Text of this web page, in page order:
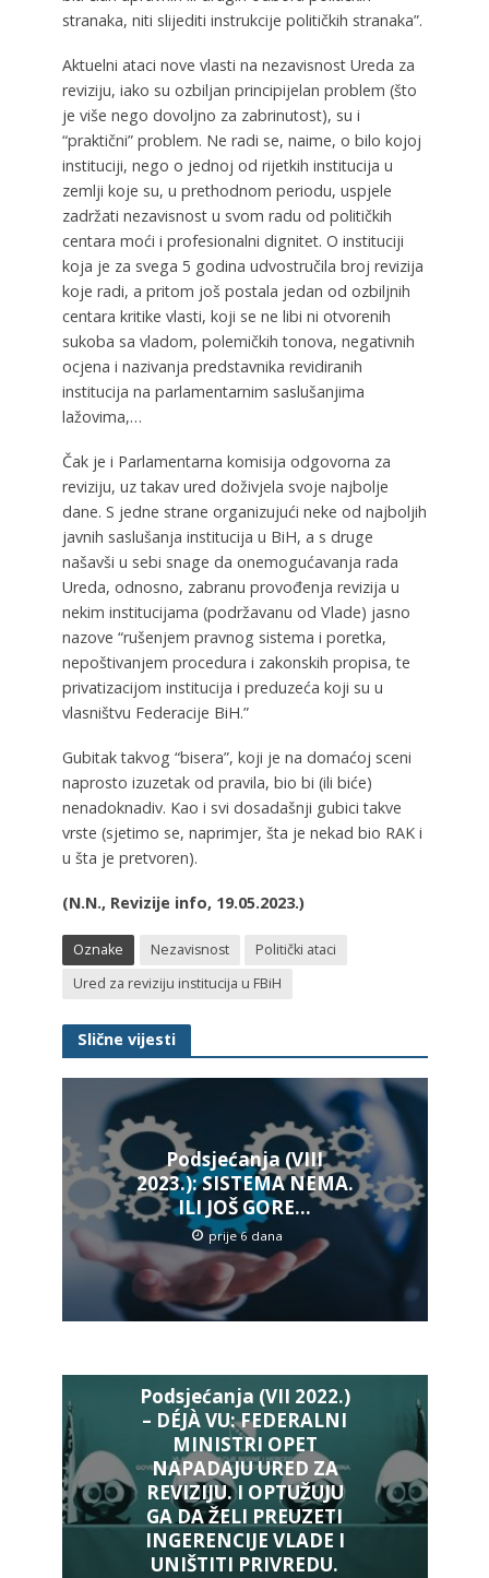
stranaka, niti slijediti instrukcije političkih stranaka”.
Aktuelni ataci nove vlasti na nezavisnost Ureda za
reviziju, iako su ozbiljan principijelan problem (što
je više nego dovoljno za zabrinutost), su i
“praktični” problem. Ne radi se, naime, o bilo kojoj
instituciji, nego o jednoj od rijetkih institucija u
zemlji koje su, u prethodnom periodu, uspjele
zadržati nezavisnost u svom radu od političkih
centara moći i profesionalni dignitet. O instituciji
koja je za svega 5 godina udvostručila broj revizija
koje radi, a pritom još postala jedan od ozbiljnih
centara kritike vlasti, koji se ne libi ni otvorenih
sukoba sa vladom, polemičkih tonova, negativnih
ocjena i nazivanja predstavnika revidiranih
institucija na parlamentarnim saslušanjima
lažovima,…
Čak je i Parlamentarna komisija odgovorna za
reviziju, uz takav ured doživjela svoje najbolje
dane. S jedne strane organizujući neke od najboljih
javnih saslušanja institucija u BiH, a s druge
našavši u sebi snage da onemogućavanja rada
Ureda, odnosno, zabranu provođenja revizija u
nekim institucijama (podržavanu od Vlade) jasno
nazove “rušenjem pravnog sistema i poretka,
nepoštivanjem procedura i zakonskih propisa, te
privatizacijom institucija i preduzeća koji su u
vlasništvu Federacije BiH.”
Gubitak takvog “bisera”, koji je na domaćoj sceni
naprosto izuzetak od pravila, bio bi (ili biće)
nenadoknadiv. Kao i svi dosadašnji gubici takve
vrste (sjetimo se, naprimjer, šta je nekad bio RAK i
u šta je pretvoren).
(N.N., Revizije info, 19.05.2023.)
Oznake Nezavisnost
Politički ataci
Ured za reviziju institucija u FBiH
Slične vijesti
Podsjećanja (VIII
2023.): SISTEMA NEMA.
ILI JOŠ GORE…
prije 6 dana
Podsjećanja (VII 2022.)
– DÉJÀ VU: FEDERALNI
MINISTRI OPET
NAPADAJU URED ZA
REVIZIJU. I OPTUŽUJU
GA DA ŽELI PREUZETI
INGERENCIJE VLADE I
UNIŠTITI PRIVREDU.